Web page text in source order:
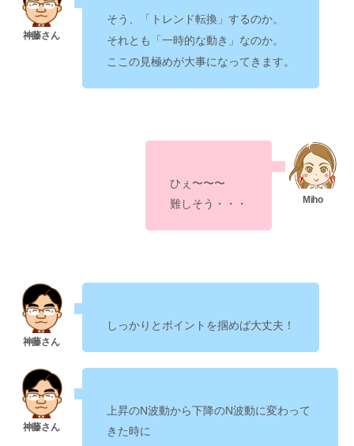
そう、「 トレンド転換 」するのか。
それとも「一時的な動き 」なのか。
ここの見極めが大事になってきます。
ひぇ〜〜〜
難しそう・・・
しっかりとポイントを掴めば大丈夫！
上昇のN波動から下降のN波動に変わって
きた時に